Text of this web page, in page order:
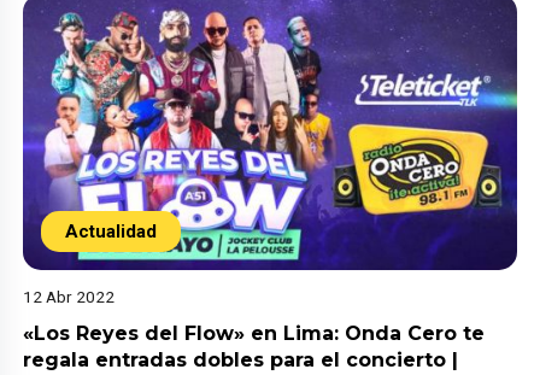
Actualidad
12 Abr 2022
«Los Reyes del Flow» en Lima: Onda Cero te
regala entradas dobles para el concierto |